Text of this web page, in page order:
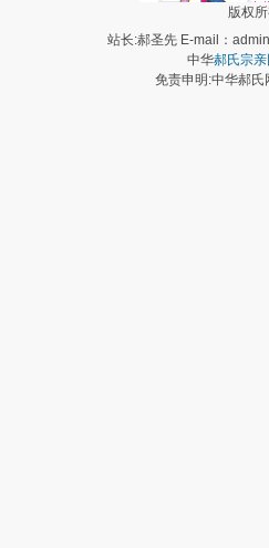
版权所
站长:郝圣先 E-mail：
中华郝氏宗亲
免责申明:中华郝